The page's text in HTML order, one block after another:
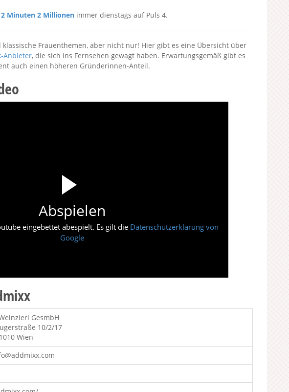
2 Minuten 2 Millionenimmer dienstags auf Puls 4.
klassische Frauenthemen, aber nicht nur! Hier gibt es eine Übersicht über
Anbieter, die sich ins Fernsehen gewagt haben. Erwartungsgemäß gibt es
auch einen höheren Gründerinnen-Anteil.
Abspielen
eingebettet abespielt. Es gilt die Datenschutzerklärung von
Google
GesmbH
10/2/17
Wien